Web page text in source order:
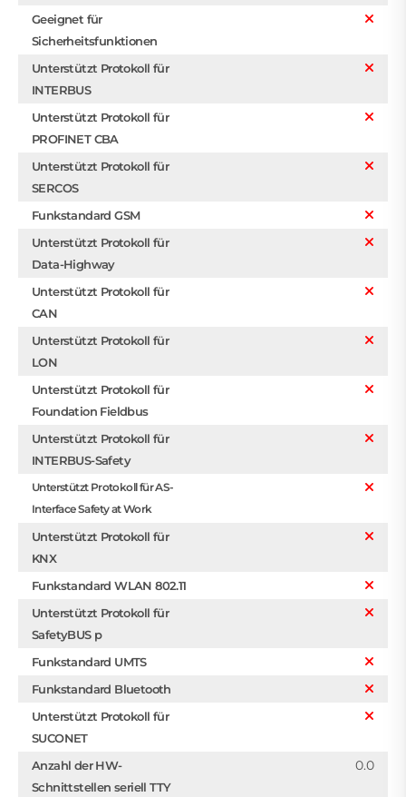
Geeignet für
Sicherheitsfunktionen
Unterstützt Protokoll für
INTERBUS
Unterstützt Protokoll für
PROFINET CBA
Unterstützt Protokoll für
SERCOS
Funkstandard GSM
Unterstützt Protokoll für
Data-Highway
Unterstützt Protokoll für
CAN
Unterstützt Protokoll für
LON
Unterstützt Protokoll für
Foundation Fieldbus
Unterstützt Protokoll für
INTERBUS-Safety
Unterstützt Protokoll für AS-
Interface Safety at Work
Unterstützt Protokoll für
KNX
Funkstandard WLAN 802.11
Unterstützt Protokoll für
SafetyBUS p
Funkstandard UMTS
Funkstandard Bluetooth
Unterstützt Protokoll für
SUCONET
Anzahl der HW-
Schnittstellen seriell TTY
0.0